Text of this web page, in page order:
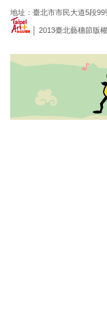
地址：臺北市市民大道5段
│ 2013臺北藝穗節版